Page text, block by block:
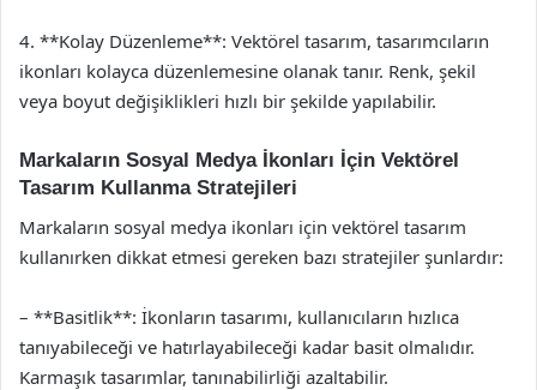
4. **Kolay Düzenleme**: Vektörel tasarım, tasarımcıların
ikonları kolayca düzenlemesine olanak tanır. Renk, şekil
veya boyut değişiklikleri hızlı bir şekilde yapılabilir.
Markaların Sosyal Medya İkonları İçin Vektörel
Tasarım Kullanma Stratejileri
Markaların sosyal medya ikonları için vektörel tasarım
kullanırken dikkat etmesi gereken bazı stratejiler şunlardır:
– **Basitlik**: İkonların tasarımı, kullanıcıların hızlıca
tanıyabileceği ve hatırlayabileceği kadar basit olmalıdır.
Karmaşık tasarımlar, tanınabilirliği azaltabilir.